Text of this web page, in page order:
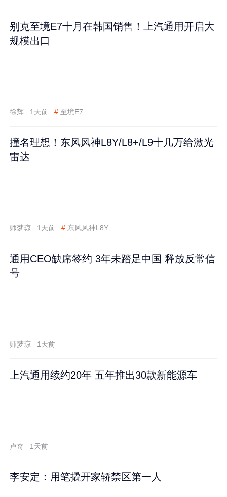
别克至境E7十月在韩国销售！上汽通用开启大
规模出口
徐辉 1天前 # 至境E7
撞名理想！东风风神L8Y/L8+/L9十几万给激光
雷达
师梦琼 1天前 # 东风风神L8Y
通用CEO缺席签约 3年未踏足中国 释放反常信
号
师梦琼 1天前
上汽通用续约20年 五年推出30款新能源车
卢奇 1天前
李安定：用笔撬开家轿禁区第一人